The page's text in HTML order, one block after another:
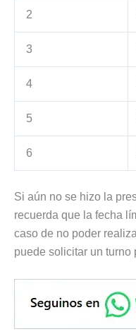
2
3
4
5
6
Si aún no se hizo la
recuerda que la fecha
caso de no poder
puede solicitar un turno